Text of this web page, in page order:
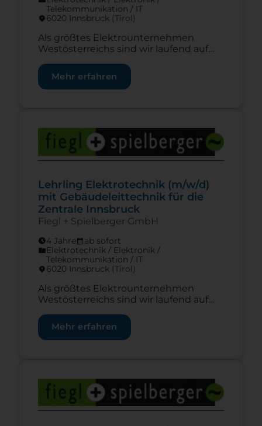
Telekommunikation / IT
location_on6020 Innsbruck (Tirol)
Als größtes Elektrounternehmen
Westösterreichs sind wir laufend auf
engagierten Mitarbeitern, die
gemeinsam mit uns unsere
Westösterreichs. Als Elektrotechniker
erlernst du den gesamten Bereich der
Elektroinstallation, sowie das
Programmieren und Umsetzung von
Projekten. Als […]
Mehr erfahren
Lehrling Elektrotechnik (m/w/d)
mit Gebäudeleittechnik für die
Zentrale Innsbruck
Fiegl + Spielberger GmbH
schedule4 Jahrecalendar_monthab sofort
folderElektrotechnik / Elektronik /
Telekommunikation / IT
location_on6020 Innsbruck (Tirol)
Als größtes Elektrounternehmen
Westösterreichs sind wir laufend auf
engagierten Mitarbeitern, die
gemeinsam mit uns unsere
ambitionierten Ziele erreichen wollen.
Westösterreichs. Als Elektrotechniker
erlernst du den gesamten Bereich der
Elektroinstallation, sowie das
Programmieren und Umsetzung von
Mehr erfahren